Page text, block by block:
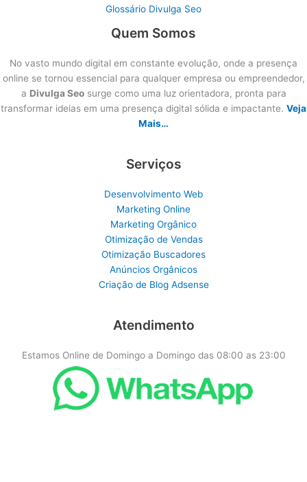
Glossário Divulga Seo
Quem Somos
No vasto mundo digital em constante evolução, onde a presença
online se tornou essencial para qualquer empresa ou empreendedor,
a Divulga Seosurge como uma luz orientadora, pronta para
transformar ideias em uma presença digital sólida e impactante. Veja
Mais…
Serviços
Desenvolvimento Web
Marketing Online
Marketing Orgânico
Otimização de Vendas
Otimização Buscadores
Anúncios Orgânicos
Criação de Blog Adsense
Atendimento
Estamos Online de Domingo a Domingo das 08:00 as 23:00